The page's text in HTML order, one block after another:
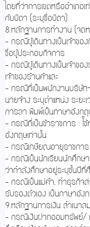
โดยที่ว่าการเขตหรืออำเภอ
กับบิดา (ระบุชื่อบิดา)
8.หลักฐานการทำงาน (จด
- กรณีผู้เดินทางเป็นเจ้าขอ
ชื่อผู้ประกอบกิจการ
- กรณีผู้เดินทางเป็นเจ้าขอ
เจ้าของร้านค้าและ
- กรณีที่เป็นพนักงานบริษัท
นายจ้าง ระบุตำแหน่ง ระยะ
การลา พิมพ์เป็นภาษาอังกฤ
- กรณีที่เป็นข้าราชการ : ใ
อังกฤษเท่านั้น
- กรณีเกษียณอายุราชการ
- กรณีเป็นนักเรียนนักศึกษ
ว่ากำลังศึกษาอยู่ระบุชั้นปีที่
- กรณีเป็นแม่ค้า, ทำธุรกิจ
รับรองตัวเอง เป็นภาษาอัง
9.หลักฐานการเงิน สำเนา
- กรณีเงินฝากออมทรัพย์/